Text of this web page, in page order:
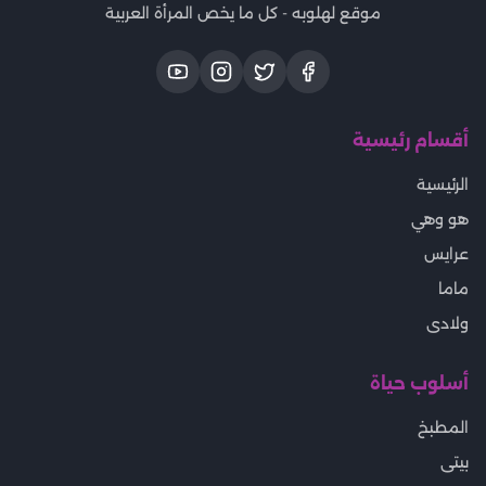
موقع لهلوبه - كل ما يخص المرأة العربية
أقسام رئيسية
الرئيسية
هو وهي
عرايس
ماما
ولادى
أسلوب حياة
المطبخ
بيتى